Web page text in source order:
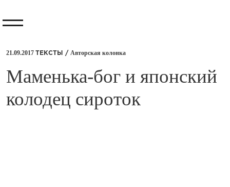
21.09.2017 ТЕКСТЫ / Авторская колонка
​Маменька-бог и японский
колодец сироток